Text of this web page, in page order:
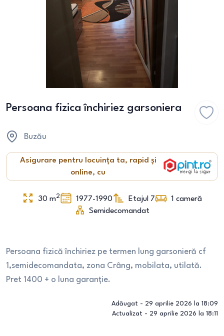
Persoana fizica închiriez garsoniera
Buzău
Asigurare pentru locuința ta, rapid și
online, cu
30 m2 1977-1990 Etajul 7 1 cameră
Semidecomandat
Persoana fizică închiriez pe termen lung garsonieră cf
1,semidecomandata, zona Crâng, mobilata, utilată.
Pret 1400 + o luna garanție.
Adăugat - 29 aprilie 2026 la 18:09
Actualizat - 29 aprilie 2026 la 18:11